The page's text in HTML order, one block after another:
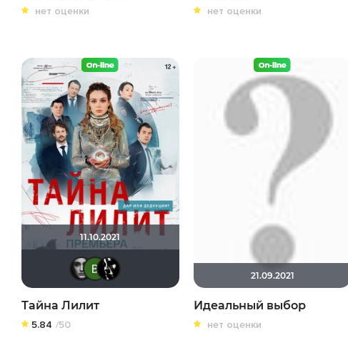
нет оценки нет оценки
11.10.2021
Помни Мои Макароны
Виктория Данилевская
goblin13
Тайна Лилит
5.84 /50
21.09.2021
Идеальный выбор
нет оценки